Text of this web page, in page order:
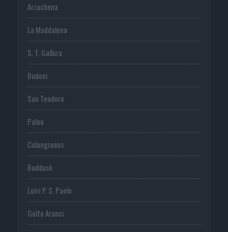
Arzachena
La Maddalena
S. T. Gallura
Budoni
San Teodoro
Palau
Calangianus
Buddusò
Loiri P. S. Paolo
Golfo Aranci